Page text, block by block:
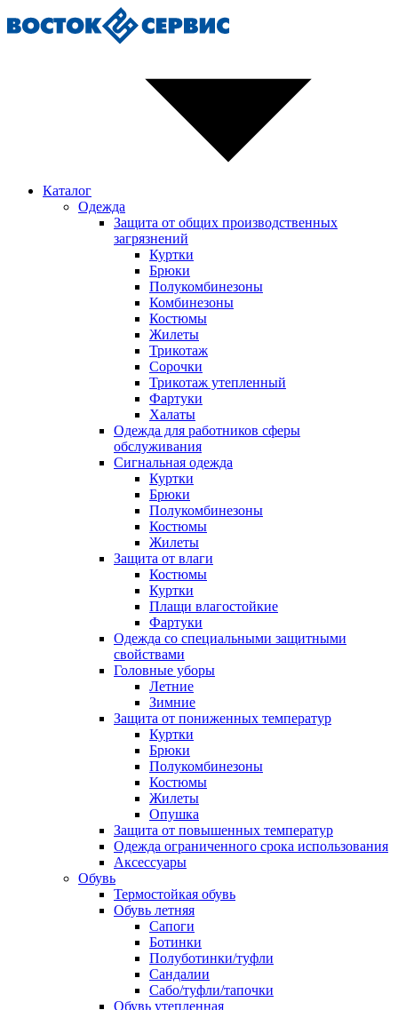
Каталог
Одежда
Защита от общих производственных
загрязнений
Куртки
Брюки
Полукомбинезоны
Комбинезоны
Костюмы
Жилеты
Трикотаж
Сорочки
Трикотаж утепленный
Фартуки
Халаты
Одежда для работников сферы
обслуживания
Сигнальная одежда
Куртки
Брюки
Полукомбинезоны
Костюмы
Жилеты
Защита от влаги
Костюмы
Куртки
Плащи влагостойкие
Фартуки
Одежда со специальными защитными
свойствами
Головные уборы
Летние
Зимние
Защита от пониженных температур
Куртки
Брюки
Полукомбинезоны
Костюмы
Жилеты
Опушка
Защита от повышенных температур
Одежда ограниченного срока использования
Аксессуары
Обувь
Термостойкая обувь
Обувь летняя
Сапоги
Ботинки
Полуботинки/туфли
Сандалии
Сабо/туфли/тапочки
Обувь утепленная